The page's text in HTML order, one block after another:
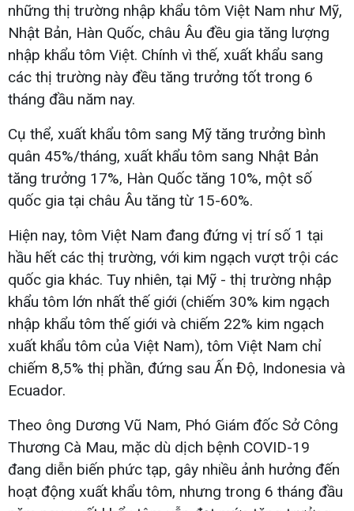
những thị trường nhập khẩu tôm Việt Nam như Mỹ,
Nhật Bản, Hàn Quốc, châu Âu đều gia tăng lượng
nhập khẩu tôm Việt. Chính vì thế, xuất khẩu sang
các thị trường này đều tăng trưởng tốt trong 6
tháng đầu năm nay.
Cụ thể, xuất khẩu tôm sang Mỹ tăng trưởng bình
quân 45%/tháng, xuất khẩu tôm sang Nhật Bản
tăng trưởng 17%, Hàn Quốc tăng 10%, một số
quốc gia tại châu Âu tăng từ 15-60%.
Hiện nay, tôm Việt Nam đang đứng vị trí số 1 tại
hầu hết các thị trường, với kim ngạch vượt trội các
quốc gia khác. Tuy nhiên, tại Mỹ - thị trường nhập
khẩu tôm lớn nhất thế giới (chiếm 30% kim ngạch
nhập khẩu tôm thế giới và chiếm 22% kim ngạch
xuất khẩu tôm của Việt Nam), tôm Việt Nam chỉ
chiếm 8,5% thị phần, đứng sau Ấn Độ, Indonesia và
Ecuador.
Theo ông Dương Vũ Nam, Phó Giám đốc Sở Công
Thương Cà Mau, mặc dù dịch bệnh COVID-19
đang diễn biến phức tạp, gây nhiều ảnh hưởng đến
hoạt động xuất khẩu tôm, nhưng trong 6 tháng đầu